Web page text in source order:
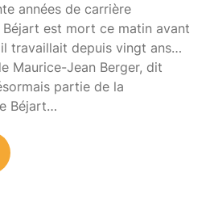
années de carrière
est mort ce matin avant
il travaillait depuis vingt ans…
Maurice-Jean Berger, dit
partie de la
Béjart…